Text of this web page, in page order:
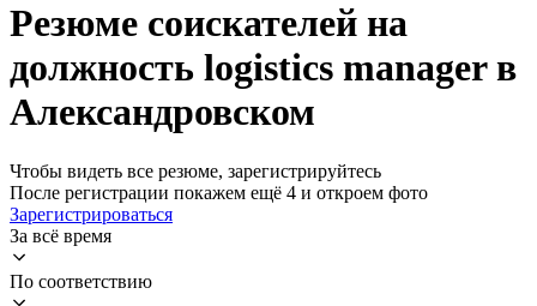
Резюме соискателей на
должность logistics manager в
Александровском
Чтобы видеть все резюме, зарегистрируйтесь
После регистрации покажем ещё 4 и откроем фото
Зарегистрироваться
За всё время
По соответствию